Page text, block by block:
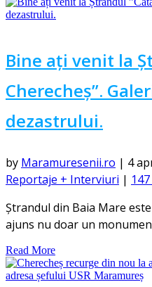
Bine ați venit la
Cherecheș”.
dezastrului.
by Maramuresenii.ro | 4
Reportaje + Interviuri | 147
Ștrandul din Baia Mare
ajuns nu doar un
Read More